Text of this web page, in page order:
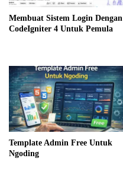
Membuat Sistem Login Dengan
CodeIgniter 4 Untuk Pemula
Template Admin Free Untuk
Ngoding